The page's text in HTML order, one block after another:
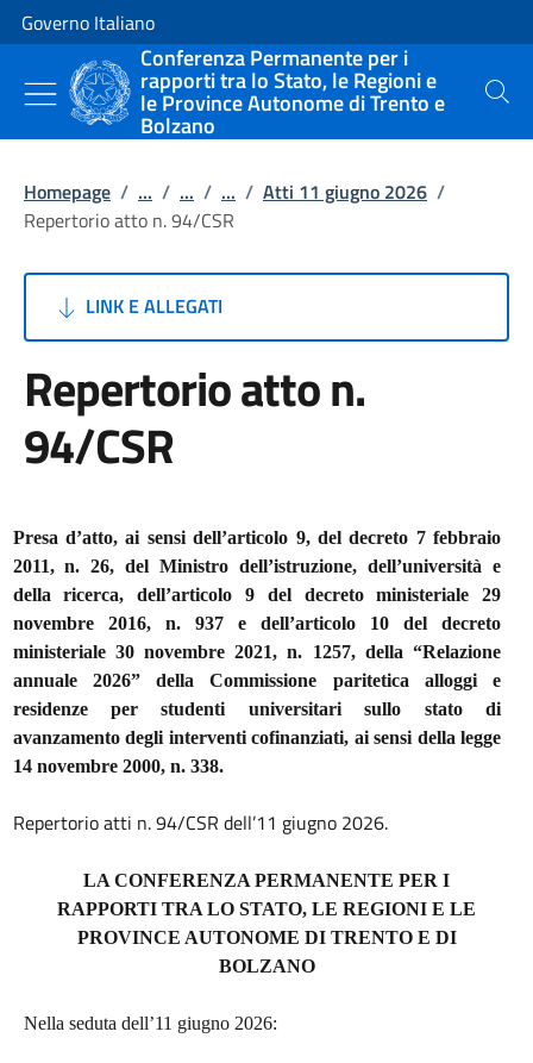
Vai al contenuto
Vai alla navigazione del sito
Governo Italiano
Conferenza Permanente per i
rapporti tra lo Stato, le Regioni e
le Province Autonome di Trento e
Bolzano
Cerca
Homepage / ... / ... / ... / Atti 11 giugno 2026 /
Repertorio atto n. 94/CSR
LINK E ALLEGATI
Repertorio atto n.
94/CSR
Presa d’atto, ai sensi dell’articolo 9, del decreto 7 febbraio
2011, n. 26, del Ministro dell’istruzione, dell’università e
della ricerca, dell’articolo 9 del decreto ministeriale 29
novembre 2016, n. 937 e dell’articolo 10 del decreto
ministeriale 30 novembre 2021, n. 1257, della “Relazione
annuale 2026” della Commissione paritetica alloggi e
residenze per studenti universitari sullo stato di
avanzamento degli interventi cofinanziati, ai sensi della legge
14 novembre 2000, n. 338.
Repertorio atti n. 94/CSR dell’11 giugno 2026.
LA CONFERENZA PERMANENTE PER I
RAPPORTI TRA LO STATO, LE REGIONI E LE
PROVINCE AUTONOME DI TRENTO E DI
BOLZANO
Nella seduta dell’11 giugno 2026: